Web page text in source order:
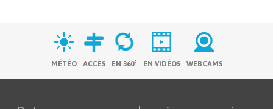
MÉTÉO ACCÈS EN 360° EN VIDÉOS WEBCAMS